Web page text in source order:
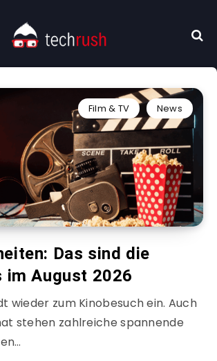
Film & TV News
Das sind die
im August 2026
wieder zum Kinobesuch ein. Auch
stehen zahlreiche spannende